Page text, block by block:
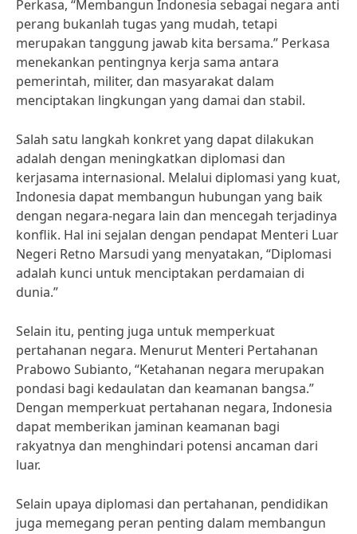
Perkasa, “Membangun Indonesia sebagai negara anti
perang bukanlah tugas yang mudah, tetapi
merupakan tanggung jawab kita bersama.” Perkasa
menekankan pentingnya kerja sama antara
pemerintah, militer, dan masyarakat dalam
menciptakan lingkungan yang damai dan stabil.
Salah satu langkah konkret yang dapat dilakukan
adalah dengan meningkatkan diplomasi dan
kerjasama internasional. Melalui diplomasi yang kuat,
Indonesia dapat membangun hubungan yang baik
dengan negara-negara lain dan mencegah terjadinya
konflik. Hal ini sejalan dengan pendapat Menteri Luar
Negeri Retno Marsudi yang menyatakan, “Diplomasi
adalah kunci untuk menciptakan perdamaian di
dunia.”
Selain itu, penting juga untuk memperkuat
pertahanan negara. Menurut Menteri Pertahanan
Prabowo Subianto, “Ketahanan negara merupakan
pondasi bagi kedaulatan dan keamanan bangsa.”
Dengan memperkuat pertahanan negara, Indonesia
dapat memberikan jaminan keamanan bagi
rakyatnya dan menghindari potensi ancaman dari
luar.
Selain upaya diplomasi dan pertahanan, pendidikan
juga memegang peran penting dalam membangun